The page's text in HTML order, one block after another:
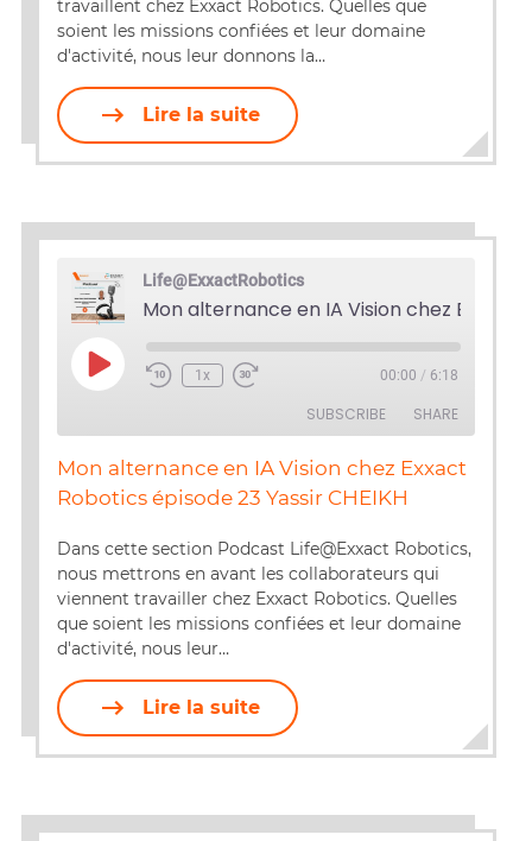
travaillent chez Exxact Robotics. Quelles que
soient les missions confiées et leur domaine
d'activité, nous leur donnons la…
Lire la suite
Life@ExxactRobotics
Play
Episode
1x 00:00 / 6:18
SUBSCRIBE SHARE
RSS FEED
SHARE
EMBED
Mon alternance en IA Vision chez Exxact
Robotics épisode 23 Yassir CHEIKH
Dans cette section Podcast Life@Exxact Robotics,
nous mettrons en avant les collaborateurs qui
viennent travailler chez Exxact Robotics. Quelles
que soient les missions confiées et leur domaine
d'activité, nous leur…
Lire la suite